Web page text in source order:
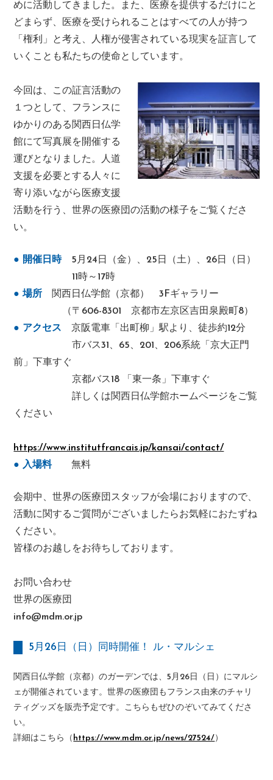
めに活動してきました。また、医療を提供するだけにと
どまらず、医療を受けられることはすべての人が持つ
「権利」と考え、人権が侵害されている現実を証言して
いくことも私たちの使命としています。
今回は、この証言活動の
１つとして、フランスに
ゆかりのある関西日仏学
館にて写真展を開催する
運びとなりました。人道
支援を必要とする人々に
寄り添いながら医療支援
活動を行う、世界の医療団の活動の様子をご覧くださ
い。
● 開催日時5月24日（金）、25日（土）、26日（日）
11時～17時
● 場所 関西日仏学館（京都） 3Fギャラリー
（〒606-8301 京都市左京区吉田泉殿町8）
● アクセス 京阪電車「出町柳」駅より、徒歩約12分
市バス31、65、201、206系統「京大正門
前」下車すぐ
京都バス18 「東一条」下車すぐ
詳しくは関西日仏学館ホームページをご覧
ください
https://www.institutfrancais.jp/kansai/contact/
● 入場料無料
会期中、世界の医療団スタッフが会場におりますので、
活動に関するご質問がございましたらお気軽におたずね
ください。
皆様のお越しをお待ちしております。
お問い合わせ
世界の医療団
info@mdm.or.jp
5月26日（日）同時開催！ ル・マルシェ
関西日仏学館（京都）のガーデンでは、5月26日（日）にマルシ
ェが開催されています。世界の医療団もフランス由来のチャリ
ティグッズを販売予定です。こちらもぜひのぞいてみてくださ
い。
詳細はこちら（ https://www.mdm.or.jp/news/27524/ ）